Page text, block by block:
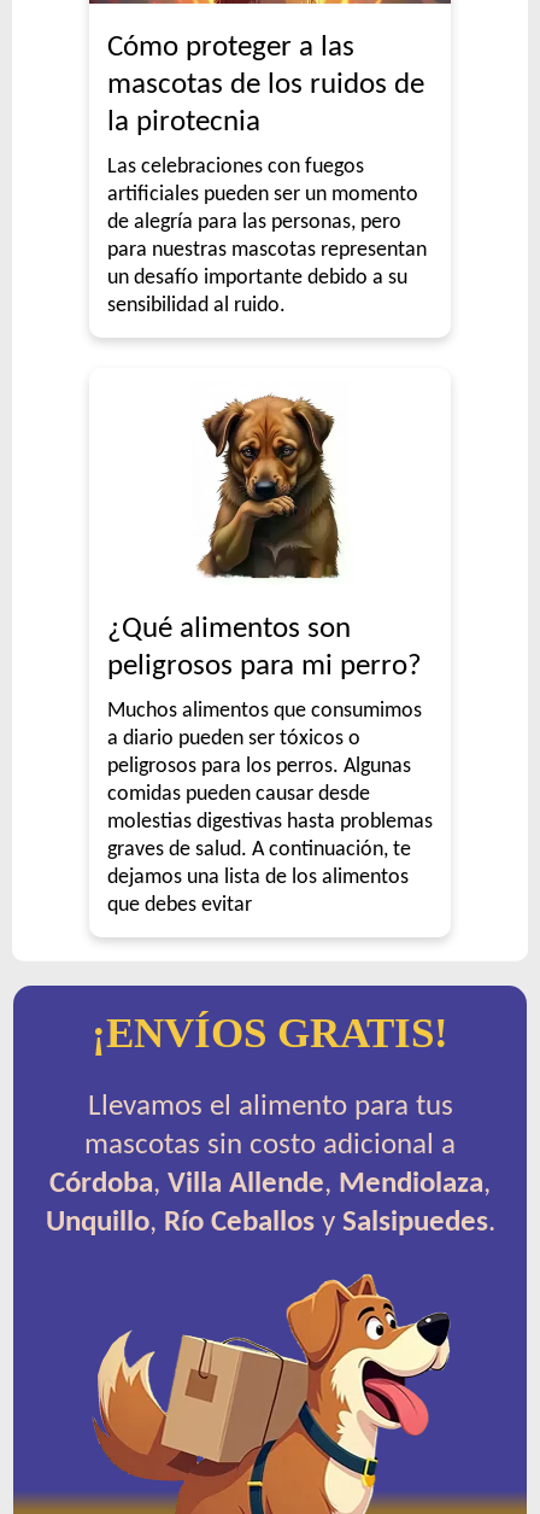
Cómo proteger a las
mascotas de los ruidos de
la pirotecnia
Las celebraciones con fuegos
artificiales pueden ser un momento
de alegría para las personas, pero
para nuestras mascotas representan
un desafío importante debido a su
sensibilidad al ruido.
¿Qué alimentos son
peligrosos para mi perro?
Muchos alimentos que consumimos
a diario pueden ser tóxicos o
peligrosos para los perros. Algunas
comidas pueden causar desde
molestias digestivas hasta problemas
graves de salud. A continuación, te
dejamos una lista de los alimentos
que debes evitar
¡ENVÍOS GRATIS!
Llevamos el alimento para tus
mascotas sin costo adicional a
Córdoba, Villa Allende, Mendiolaza,
Unquillo, Río Ceballosy Salsipuedes.